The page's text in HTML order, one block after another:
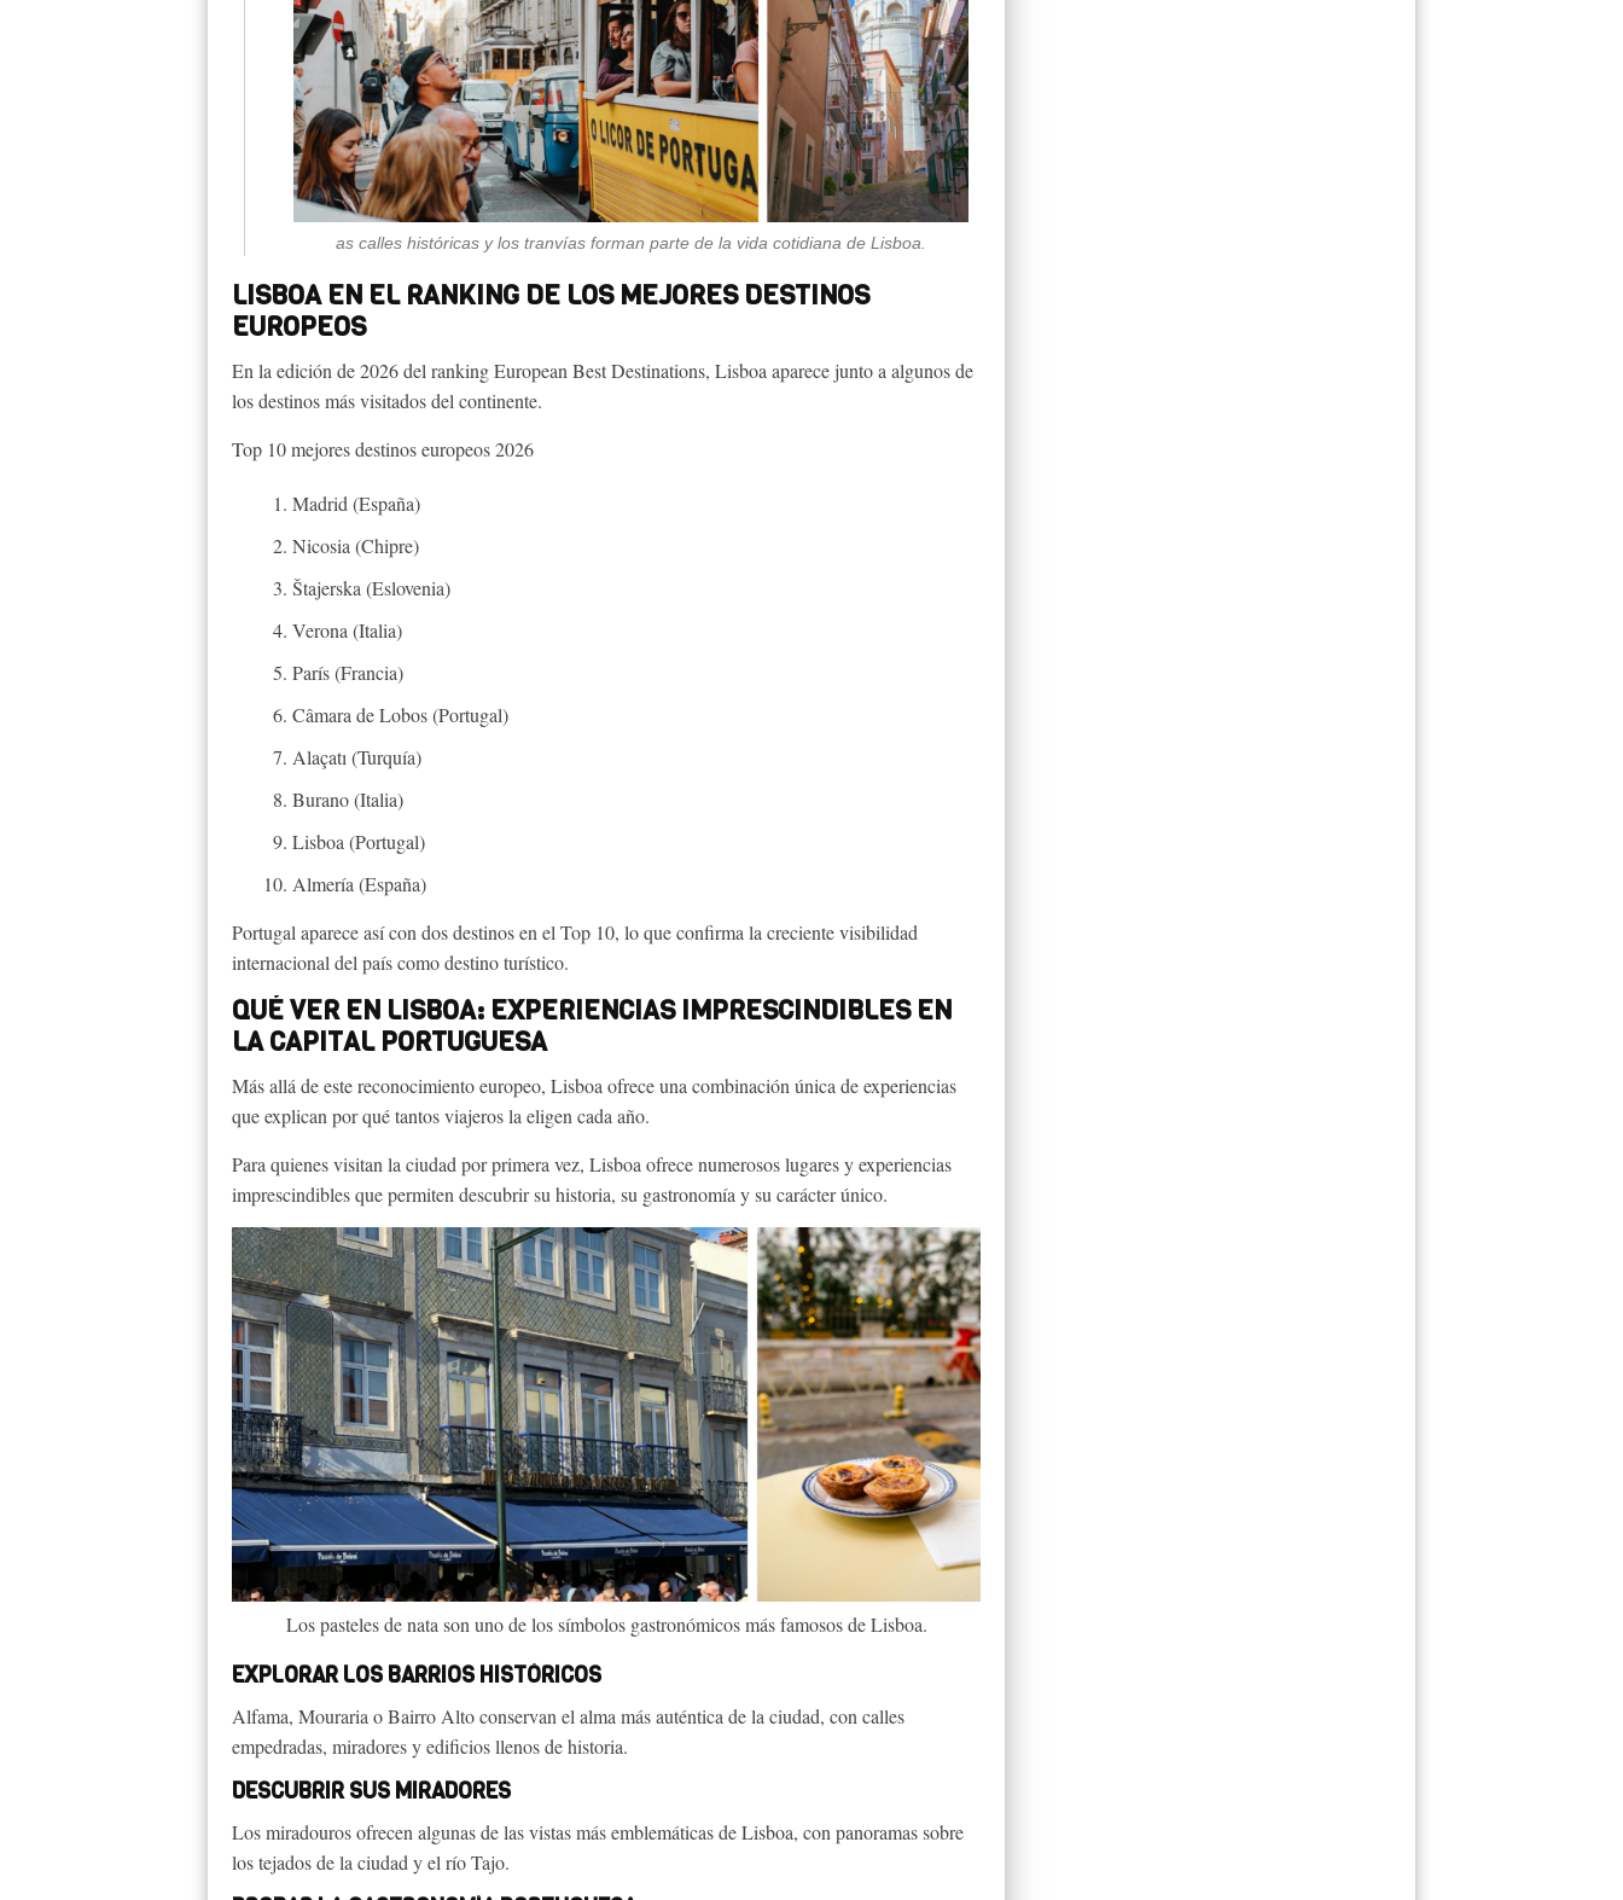
as calles históricas y los tranvías forman parte de la vida cotidiana de Lisboa.
LISBOA EN EL RANKING DE LOS MEJORES DESTINOS
EUROPEOS
En la edición de 2026 del ranking European Best Destinations, Lisboa aparece junto a algunos de
los destinos más visitados del continente.
Top 10 mejores destinos europeos 2026
Madrid (España)
Nicosia (Chipre)
Štajerska (Eslovenia)
Verona (Italia)
París (Francia)
Câmara de Lobos (Portugal)
Alaçatı (Turquía)
Burano (Italia)
Lisboa (Portugal)
Almería (España)
Portugal aparece así con dos destinos en el Top 10, lo que confirma la creciente visibilidad
internacional del país como destino turístico.
QUÉ VER EN LISBOA: EXPERIENCIAS IMPRESCINDIBLES EN
LA CAPITAL PORTUGUESA
Más allá de este reconocimiento europeo, Lisboa ofrece una combinación única de experiencias
que explican por qué tantos viajeros la eligen cada año.
Para quienes visitan la ciudad por primera vez, Lisboa ofrece numerosos lugares y experiencias
imprescindibles que permiten descubrir su historia, su gastronomía y su carácter único.
Los pasteles de nata son uno de los símbolos gastronómicos más famosos de Lisboa.
EXPLORAR LOS BARRIOS HISTÓRICOS
Alfama, Mouraria o Bairro Alto conservan el alma más auténtica de la ciudad, con calles
empedradas, miradores y edificios llenos de historia.
DESCUBRIR SUS MIRADORES
Los miradouros ofrecen algunas de las vistas más emblemáticas de Lisboa, con panoramas sobre
los tejados de la ciudad y el río Tajo.